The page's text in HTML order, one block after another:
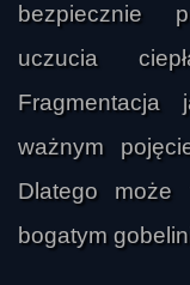
bezpiecznie
uczucia
ważnym
Dlatego
bogatym